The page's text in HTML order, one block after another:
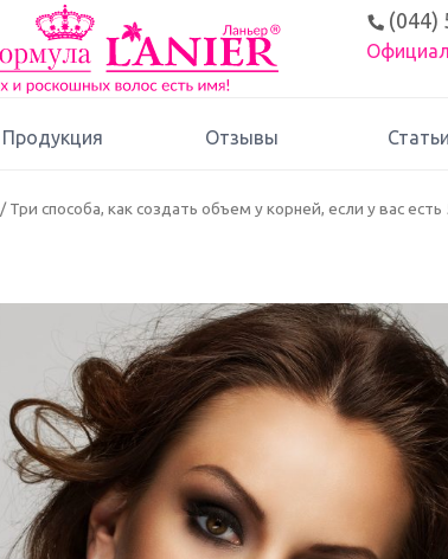
(044)
Продукция Отзывы Статьи
/ Три способа, как создать объем у корней, если у вас